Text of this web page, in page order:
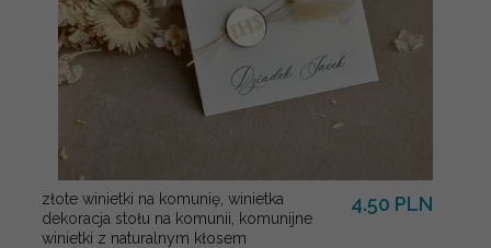
złote winietki na komunię, winietka
dekoracja stołu na komunii, komunijne
winietki z naturalnym kłosem
4.50 PLN